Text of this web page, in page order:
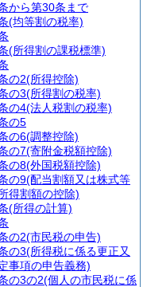
から第30条まで
(均等割の税率)
(所得割の課税標準)
の2(所得控除)
の3(所得割の税率)
の4(法人税割の税率)
の5
の6(調整控除)
の7(寄附金税額控除)
の8(外国税額控除)
の9(配当割額又は株式等
得割額の控除)
(所得の計算)
の2(市民税の申告)
の3(所得税に係る更正又
事項の申告義務)
の3の2(個人の市民税に係